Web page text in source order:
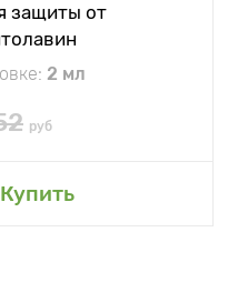
защиты от
2 мл
руб
Купить